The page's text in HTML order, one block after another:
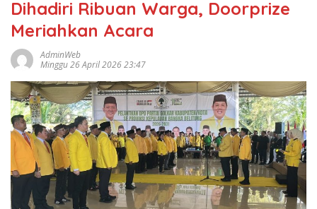
Dihadiri Ribuan Warga, Doorprize
Meriahkan Acara
AdminWeb
Minggu 26 April 2026 23:47